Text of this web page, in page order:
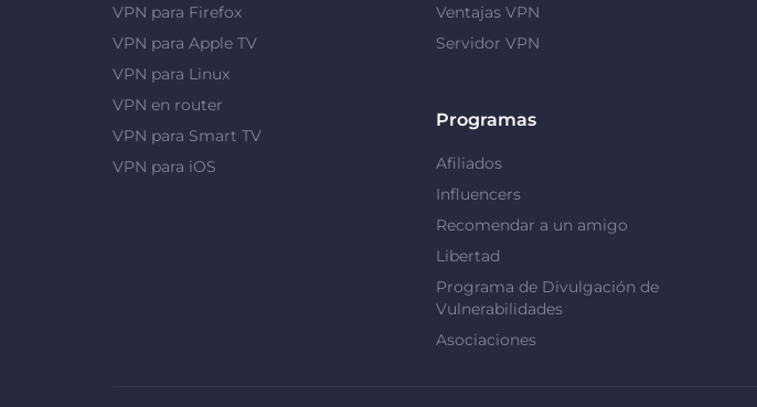
VPN para Firefox
VPN para Apple TV
VPN para Linux
VPN en router
VPN para Smart TV
VPN para iOS
Ventajas VPN
Servidor VPN
Programas
Afiliados
Influencers
Recomendar a un amigo
Libertad
Programa de Divulgación de
Vulnerabilidades
Asociaciones